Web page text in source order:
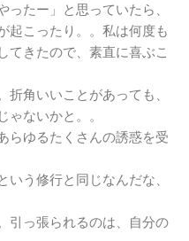
たー」と思っていたら、
起こったり。。私は何度も
きたので、素直に喜ぶこ
角いいことがあっても、
ないかと。。
らゆるたくさんの誘惑を受
う修行と同じなんだな、
引っ張られるのは、自分の